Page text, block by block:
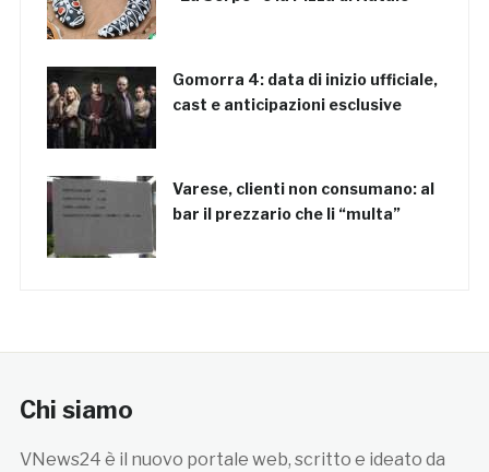
Gomorra 4: data di inizio ufficiale,
cast e anticipazioni esclusive
Varese, clienti non consumano: al
bar il prezzario che li “multa”
Chi siamo
VNews24 è il nuovo portale web, scritto e ideato da